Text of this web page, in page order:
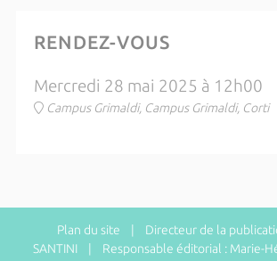
RENDEZ-VOUS
Mercredi 28 mai 2025 à 12h00
Campus Grimaldi, Campus Grimaldi, Corti
Plan du site | Directeur de la
SANTINI | Responsable éditorial : Marie-